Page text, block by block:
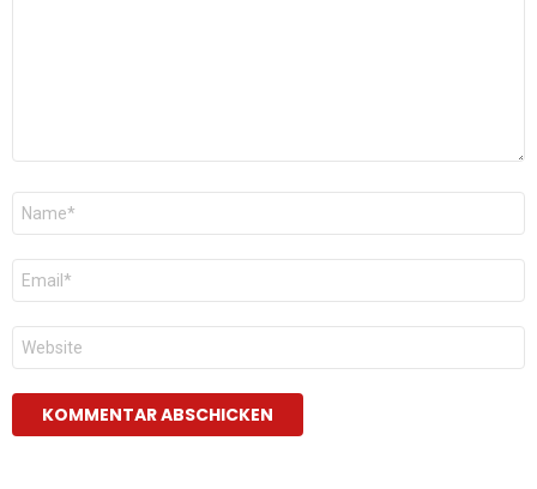
Name
E-
Mail
*
Website